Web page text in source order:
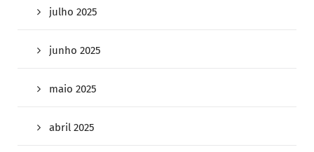
julho 2025
junho 2025
maio 2025
abril 2025